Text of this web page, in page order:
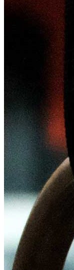
Probetraining
Mitgliedschaft
Sommer-Aktion